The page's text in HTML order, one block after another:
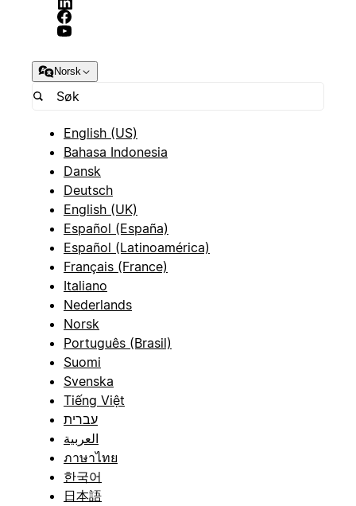
Norsk
English (US)
Bahasa Indonesia
Dansk
Deutsch
English (UK)
Español (España)
Español (Latinoamérica)
Français (France)
Italiano
Nederlands
Norsk
Português (Brasil)
Suomi
Svenska
Tiếng Việt
עברית
العربية
ภาษาไทย
한국어
日本語